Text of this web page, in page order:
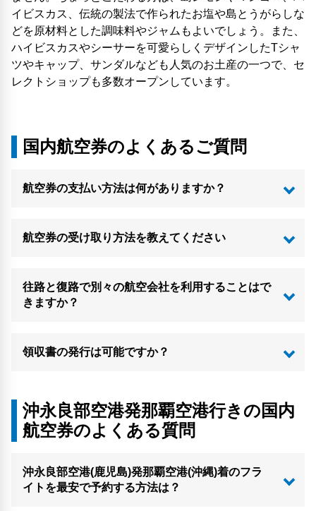
イビスカス、伝統の製法で作られたお塩や島とうがらしな
どを原材料とした調味料やジャムもよいでしょう。また、
ハイビスカスやシーサーを可愛らしくデザインしたTシャ
ツやキャップ、サンダルなども人気のお土産の一つで、セ
レクトショップも多数オープンしています。
国内航空券のよくあるご質問
航空券の支払い方法は何がありますか？
航空券の受け取り方法を教えてください
往路と復路で別々の航空会社を利用することはで
きますか？
領収書の発行は可能ですか？
沖永良部空港発那覇空港行きの国内
航空券のよくある質問
沖永良部空港(鹿児島)発那覇空港(沖縄)着のフラ
イトを最安で予約する方法は？